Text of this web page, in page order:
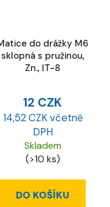
do drážky M6
sklopná s pružinou,
Zn., IT-8
12 CZK
14,52 CZK včetně
DPH
Skladem
(>10 ks)
DO KOŠÍKU